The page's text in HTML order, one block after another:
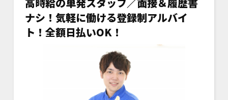
ナシ！気軽に働ける登録制アルバイ
ト！全額日払いOK！